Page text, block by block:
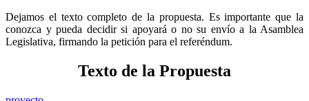
Dejamos el texto completo de la propuesta. Es importante que la
conozca y pueda decidir si apoyará o no su envío a la Asamblea
Legislativa, firmando la petición para el referéndum.
Texto de la Propuesta